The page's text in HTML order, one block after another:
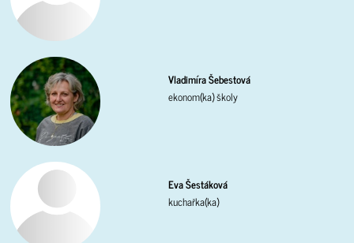
Vladimíra Šebestová
ekonom(ka) školy
Eva Šestáková
kuchařka(ka)